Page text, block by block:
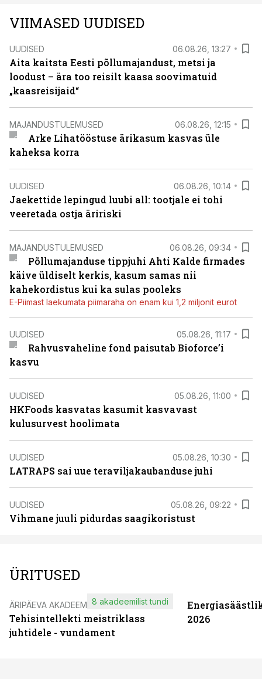
VIIMASED UUDISED
UUDISED 06.08.26, 13:27
Aita kaitsta Eesti põllumajandust, metsi ja
loodust – ära too reisilt kaasa soovimatuid
„kaasreisijaid“
MAJANDUSTULEMUSED 06.08.26, 12:15
Arke Lihatööstuse ärikasum kasvas üle
kaheksa korra
UUDISED 06.08.26, 10:14
Jaekettide lepingud luubi all: tootjale ei tohi
veeretada ostja äririski
MAJANDUSTULEMUSED 06.08.26, 09:34
Põllumajanduse tippjuhi Ahti Kalde firmades
käive üldiselt kerkis, kasum samas nii
kahekordistus kui ka sulas pooleks
E-Piimast laekumata piimaraha on enam kui 1,2 miljonit eurot
UUDISED 05.08.26, 11:17
Rahvusvaheline fond paisutab Bioforce’i
kasvu
UUDISED 05.08.26, 11:00
HKFoods kasvatas kasumit kasvavast
kulusurvest hoolimata
UUDISED 05.08.26, 10:30
LATRAPS sai uue teraviljakaubanduse juhi
UUDISED 05.08.26, 09:22
Vihmane juuli pidurdas saagikoristust
ÜRITUSED
ÄRIPÄEVA AKADEEMIA
Tehisintellekti meistriklass
juhtidele - vundament
8 akadeemilist tundi
2026